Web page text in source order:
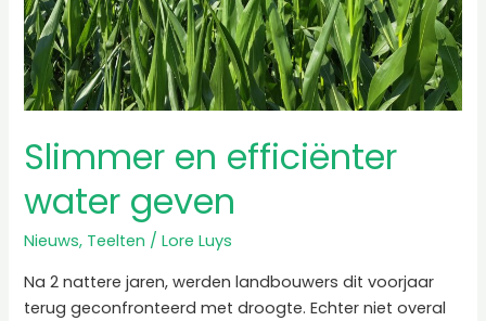
Slimmer en efficiënter
water geven
Nieuws, Teelten /Lore Luys
Na 2 nattere jaren, werden landbouwers dit voorjaar
terug geconfronteerd met droogte. Echter niet overal